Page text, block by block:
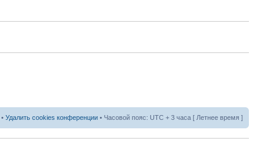
• Удалить cookies конференции • Часовой пояс: UTC + 3 часа [ Летнее время ]